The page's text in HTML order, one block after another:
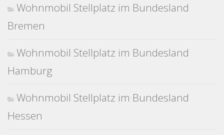
Wohnmobil Stellplatz im Bundesland
Bremen
Wohnmobil Stellplatz im Bundesland
Hamburg
Wohnmobil Stellplatz im Bundesland
Hessen